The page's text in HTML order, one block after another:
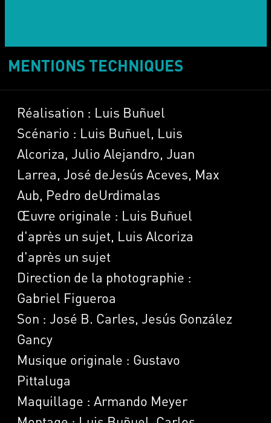
MENTIONS TECHNIQUES
Réalisation : Luis Buñuel
Scénario : Luis Buñuel, Luis
Alcoriza, Julio Alejandro, Juan
Larrea, José deJesús Aceves, Max
Aub, Pedro deUrdimalas
Œuvre originale : Luis Buñuel
d'après un sujet, Luis Alcoriza
d'après un sujet
Direction de la photographie :
Gabriel Figueroa
Son : José B. Carles, Jesús González
Gancy
Musique originale : Gustavo
Pittaluga
Maquillage : Armando Meyer